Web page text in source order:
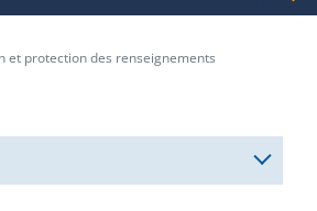
et protection des renseignements